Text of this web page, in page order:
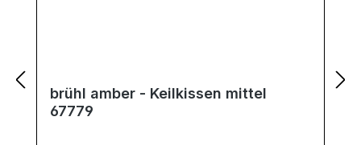
brühl amber - Keilkissen mittel
67779